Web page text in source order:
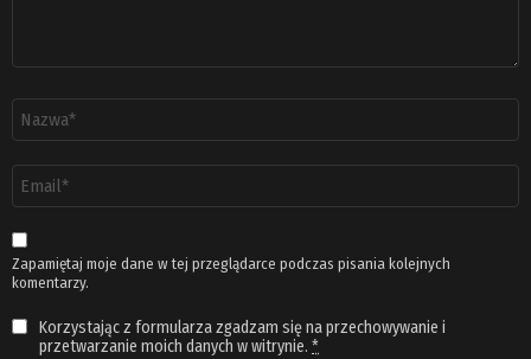
email
*
Zapamiętaj moje dane w tej przeglądarce podczas pisania kolejnych
komentarzy.
Korzystając z formularza zgadzam się na przechowywanie i
przetwarzanie moich danych w witrynie. *